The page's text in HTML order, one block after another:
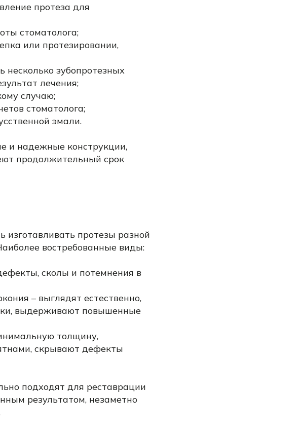
протеза для
стоматолога;
или протезировании,
зубопротезных
лечения;
случаю;
стоматолога;
эмали.
и надежные конструкции,
продолжительный срок
изготавливать протезы разной
востребованные виды:
сколы и потемнения в
– выглядят естественно,
выдерживают повышенные
толщину,
скрывают дефекты
подходят для реставрации
результатом, незаметно